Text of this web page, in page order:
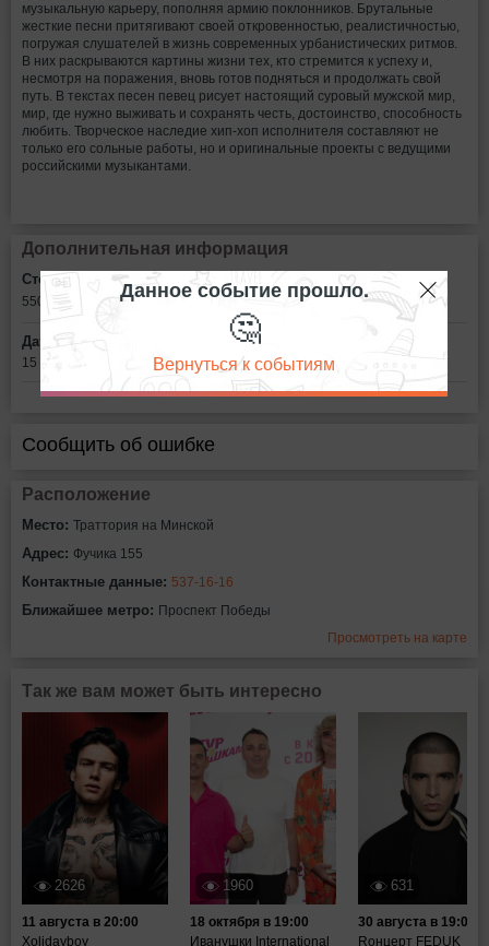
музыкальную карьеру, пополняя армию поклонников. Брутальные
жесткие песни притягивают своей откровенностью, реалистичностью,
погружая слушателей в жизнь современных урбанистических ритмов.
В них раскрываются картины жизни тех, кто стремится к успеху и,
несмотря на поражения, вновь готов подняться и продолжать свой
путь. В текстах песен певец рисует настоящий суровый мужской мир,
мир, где нужно выживать и сохранять честь, достоинство, способность
любить. Творческое наследие хип-хоп исполнителя составляют не
только его сольные работы, но и оригинальные проекты с ведущими
российскими музыкантами.
Дополнительная информация
Стоимость билетов:
550 рублей
Дата:
15 сентября в 19:00
Сообщить об ошибке
Расположение
Место: Траттория на Минской
Адрес: Фучика 155
Контактные данные: 537-16-16
Ближайшее метро: Проспект Победы
Просмотреть на карте
Так же вам может быть интересно
2626
11 августа в 20:00
Xolidayboy
1960
18 октября в 19:00
Иванушки International
631
30 августа в 19:00
Rонцерт FEDUK
Данное событие прошло.
🤔
Вернуться к событиям